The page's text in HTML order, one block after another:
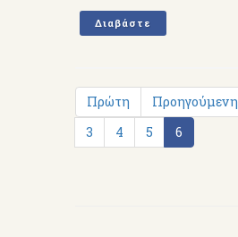
Διαβάστε
Πρώτη Προηγούμενη
3
4 5 6